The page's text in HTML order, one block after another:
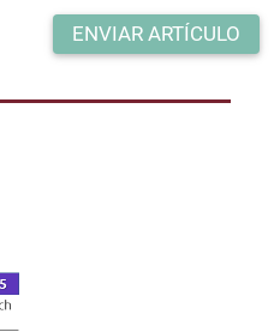
ENVIAR ARTÍCULO